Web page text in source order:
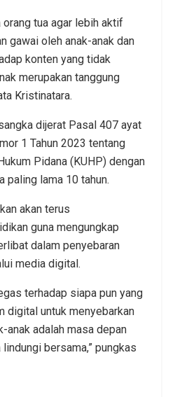
orang tua agar lebih aktif
gawai oleh anak-anak dan
konten yang tidak
merupakan tanggung
Kristinatara.
dijerat Pasal 407 ayat
1 Tahun 2023 tentang
Pidana (KUHP) dengan
paling lama 10 tahun.
akan terus
guna mengungkap
dalam penyebaran
media digital.
terhadap siapa pun yang
digital untuk menyebarkan
anak adalah masa depan
bersama,” pungkas